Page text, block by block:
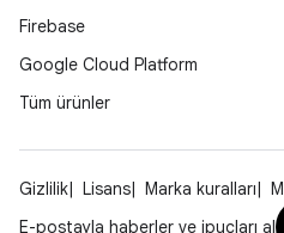
Firebase
Google Cloud Platform
Tüm ürünler
Gizlilik Lisans Marka kuralları
E-postayla haberler ve ipuçları al